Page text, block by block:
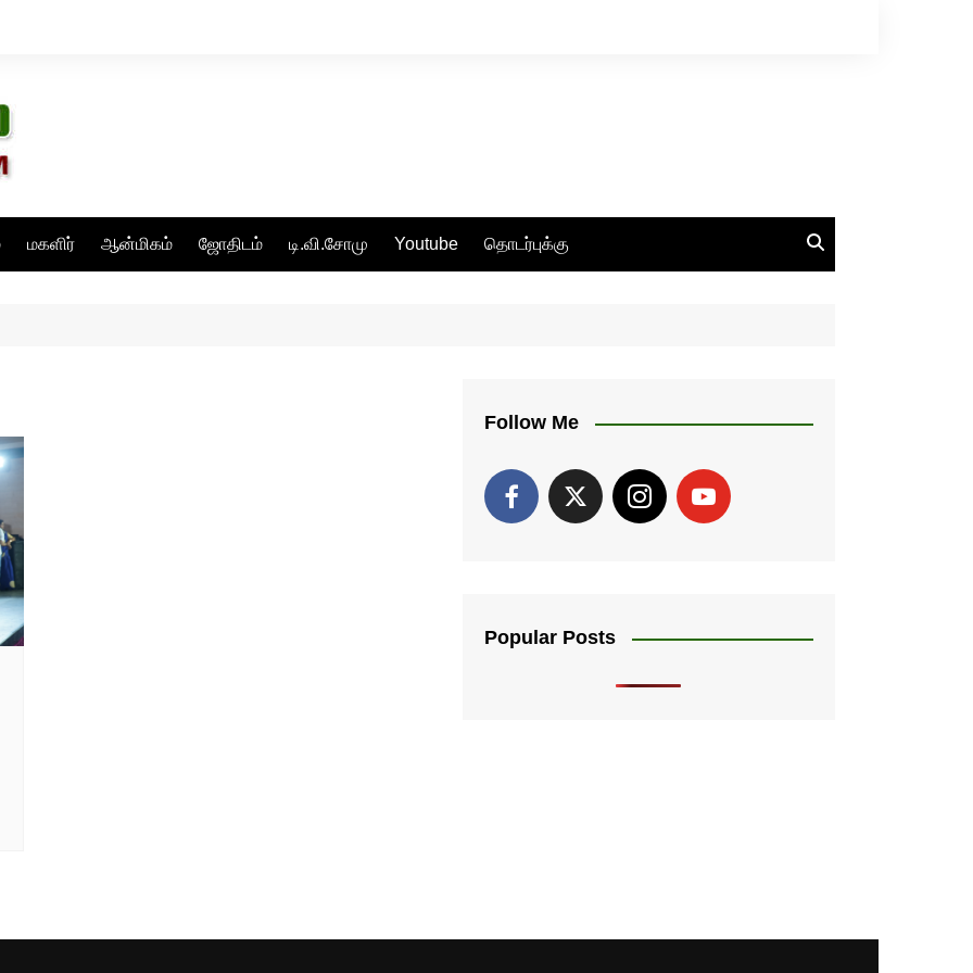
மகளிர் ஆன்மிகம் ஜோதிடம் டி.வி.சோமு Youtube தொடர்புக்கு
Follow Me
Popular Posts